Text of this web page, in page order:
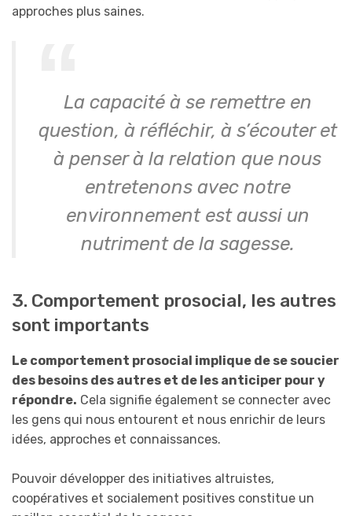
approches plus saines.
La capacité à se remettre en
question, à réfléchir, à s’écouter et
à penser à la relation que nous
entretenons avec notre
environnement est aussi un
nutriment de la sagesse.
3. Comportement prosocial, les autres
sont importants
Le comportement prosocial implique de se soucier
des besoins des autres et de les anticiper pour y
répondre. Cela signifie également se connecter avec
les gens qui nous entourent et nous enrichir de leurs
idées, approches et connaissances.
Pouvoir développer des initiatives altruistes,
coopératives et socialement positives constitue un